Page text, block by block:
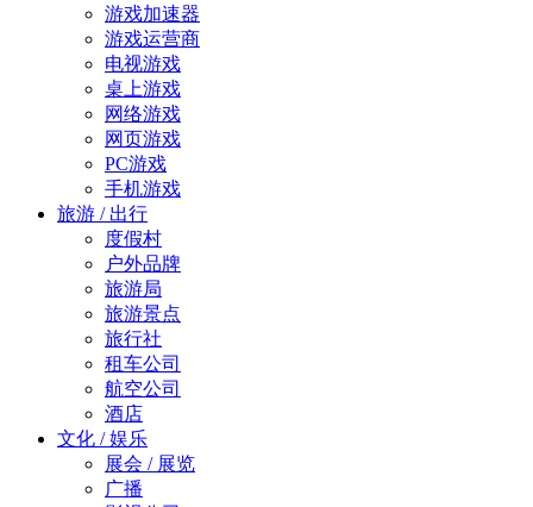
游戏加速器
游戏运营商
电视游戏
桌上游戏
网络游戏
网页游戏
PC游戏
手机游戏
旅游 / 出行
度假村
户外品牌
旅游局
旅游景点
旅行社
租车公司
航空公司
酒店
文化 / 娱乐
展会 / 展览
广播